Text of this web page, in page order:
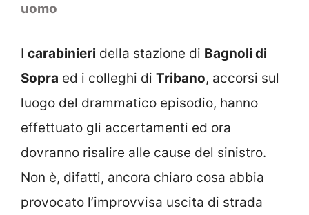
uomo
I carabinieri della stazione di Bagnoli di
Sopra ed i colleghi di Tribano, accorsi sul
luogo del drammatico episodio, hanno
effettuato gli accertamenti ed ora
dovranno risalire alle cause del sinistro.
Non è, difatti, ancora chiaro cosa abbia
provocato l’improvvisa uscita di strada